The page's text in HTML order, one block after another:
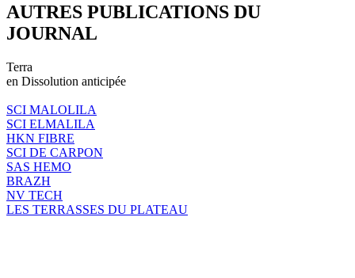
AUTRES PUBLICATIONS DU
JOURNAL
Terra
en Dissolution anticipée
SCI MALOLILA
SCI ELMALILA
HKN FIBRE
SCI DE CARPON
SAS HEMO
BRAZH
NV TECH
LES TERRASSES DU PLATEAU